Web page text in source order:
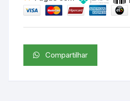
Compartilhar